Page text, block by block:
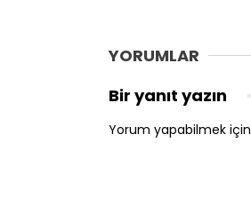
YORUMLAR
Bir yanıt yazın
Yorum yapabilmek için